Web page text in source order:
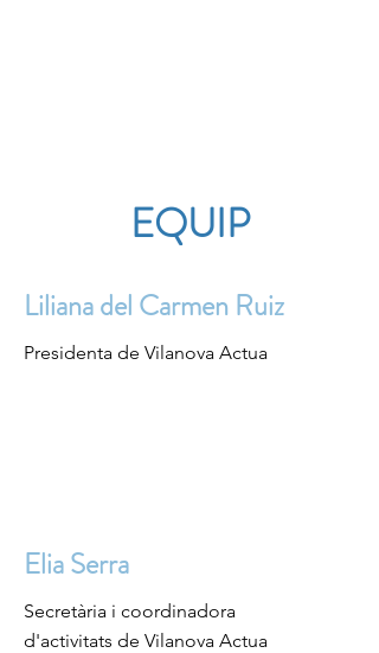
EQUIP
Liliana del Carmen Ruiz
Presidenta de Vilanova Actua
Elia Serra
Secretària i coordinadora
d'activitats de Vilanova Actua